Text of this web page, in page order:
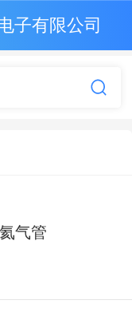
子有限公司
气管